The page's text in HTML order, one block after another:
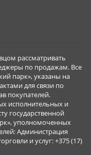
рассматривать
по продажам. Все
парк», указаны на
для связи по
покупателей.
исполнительных и
государственной
уполномоченных
Администрация
и услуг: +375 (17)